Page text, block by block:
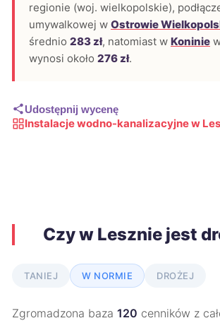
regionie (woj. wielkopolskie),
umywalkowej w Ostrowie
średnio 283 zł, natomiast w Koninie
wynosi około 276 zł.
Udostępnij wycenę
Instalacje wodno-kanalizacyjne w
Czy w Lesznie jest
TANIEJ W NORMIE DROŻEJ
Zgromadzona baza 120 cenników z